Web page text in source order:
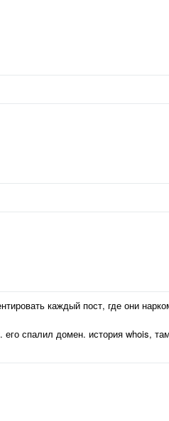
каждый пост, где они
его спалил домен. история whois,